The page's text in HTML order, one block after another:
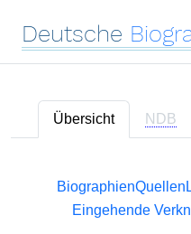
Deutsche
Übersicht NDB
BiographienQuellen
Eingehende